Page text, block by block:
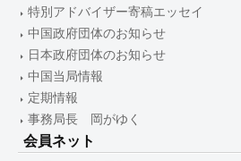
特別アドバイザー寄稿エッセイ
中国政府団体のお知らせ
日本政府団体のお知らせ
中国当局情報
定期情報
事務局長 岡がゆく
会員ネット